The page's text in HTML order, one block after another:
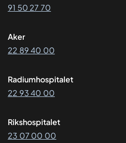
91 50 27 70
Aker
22 89 40 00
Radiumhospitalet
22 93 40 00
Rikshospitalet
23 07 00 00